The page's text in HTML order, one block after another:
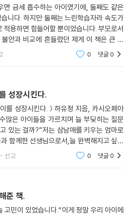
면 금세 흡수하는 아이였기에, 둘째도 같은
니다. 하지만 둘째는 느린학습자라 속도가
적용하면 힘들어할 뿐이었습니다. 부모로서
안과 비교에 흔들렸던 제게 이 책은 큰 깨
는 부모가 아이를 성장시킨다》는 남들과의
0 댓글0
성장시킨다.
를 성장시킨다.＞하유정 지음, 카시오페아
많은 아이들을 가르치며 늘 부딪히는 질문
있는 걸까?”저는 삼남매를 키우는 엄마로
함께한 선생님으로서,늘 완벽해지고 싶은
기준이 있는 부모가 아이를 성장시킨다＞를
신고 0 댓글0
준 책.
고민이 있었습니다.“이게 정말 우리 아이에